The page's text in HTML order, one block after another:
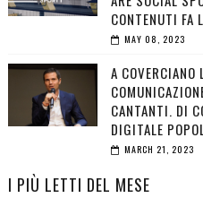
CONTENUTI FA
MAY 08, 2023
A
CANTANTI. DI
DIGITALE
MARCH 21, 2023
I PIÙ LETTI DEL MESE